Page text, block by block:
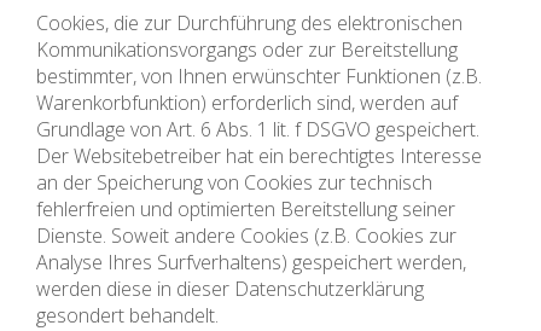
Cookies, die zur Durchführung des elektronischen
Kommunikationsvorgangs oder zur Bereitstellung
bestimmter, von Ihnen erwünschter Funktionen (z.B.
Warenkorbfunktion) erforderlich sind, werden auf
Grundlage von Art. 6 Abs. 1 lit. f DSGVO gespeichert.
Der Websitebetreiber hat ein berechtigtes Interesse
an der Speicherung von Cookies zur technisch
fehlerfreien und optimierten Bereitstellung seiner
Dienste. Soweit andere Cookies (z.B. Cookies zur
Analyse Ihres Surfverhaltens) gespeichert werden,
werden diese in dieser Datenschutzerklärung
gesondert behandelt.